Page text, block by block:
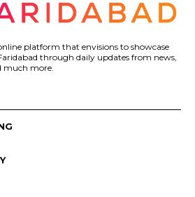
platform that envisions to showcase
through daily updates from news,
much more.